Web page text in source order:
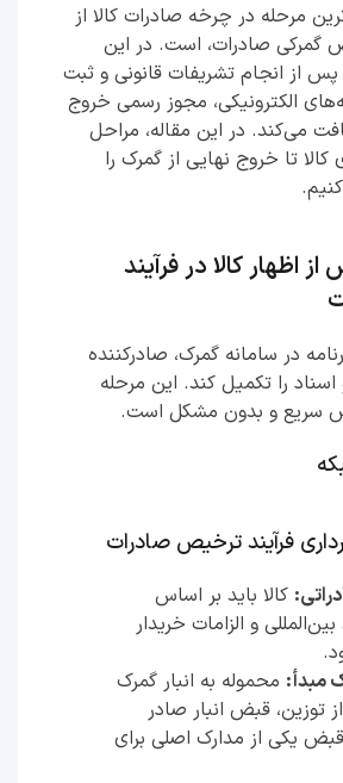
مرحله در چرخه صادرات کالا از
گمرکی صادرات، است. در این
پس از انجام تشریفات قانونی و ثبت
الکترونیکی، مجوز رسمی خروج
می‌کند. در این مقاله، مراحل
کالا تا خروج نهایی از گمرک را
اظهار کالا در فرآیند
در سامانه گمرک، صادرکننده
و اسناد را تکمیل کند. این مرحله
سریع و بدون مشکل است.
فرآیند ترخیص صادرات
کالا باید بر اساس
و الزامات خریدار
مبدأ: محموله به انبار گمرک
توزین، قبض انبار صادر
یکی از مدارک اصلی برای